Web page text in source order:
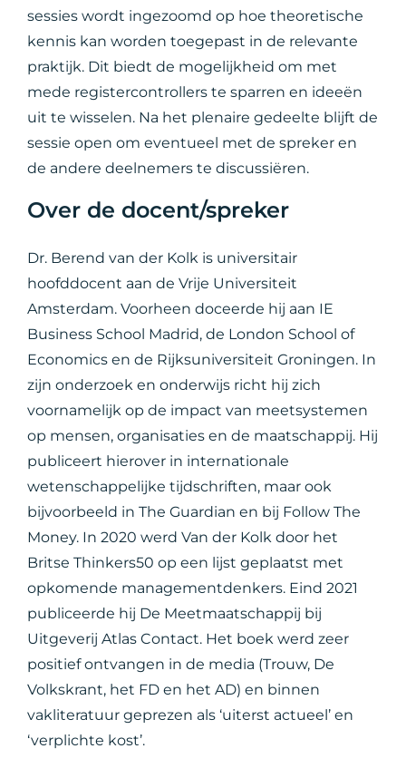
sessies wordt ingezoomd op hoe theoretische
kennis kan worden toegepast in de relevante
praktijk. Dit biedt de mogelijkheid om met
mede registercontrollers te sparren en ideeën
uit te wisselen. Na het plenaire gedeelte blijft de
sessie open om eventueel met de spreker en
de andere deelnemers te discussiëren.
Over de docent/spreker
Dr. Berend van der Kolk is universitair
hoofddocent aan de Vrije Universiteit
Amsterdam. Voorheen doceerde hij aan IE
Business School Madrid, de London School of
Economics en de Rijksuniversiteit Groningen. In
zijn onderzoek en onderwijs richt hij zich
voornamelijk op de impact van meetsystemen
op mensen, organisaties en de maatschappij. Hij
publiceert hierover in internationale
wetenschappelijke tijdschriften, maar ook
bijvoorbeeld in The Guardian en bij Follow The
Money. In 2020 werd Van der Kolk door het
Britse Thinkers50 op een lijst geplaatst met
opkomende managementdenkers. Eind 2021
publiceerde hij De Meetmaatschappij bij
Uitgeverij Atlas Contact. Het boek werd zeer
positief ontvangen in de media (Trouw, De
Volkskrant, het FD en het AD) en binnen
vakliteratuur geprezen als ‘uiterst actueel’ en
‘verplichte kost’.